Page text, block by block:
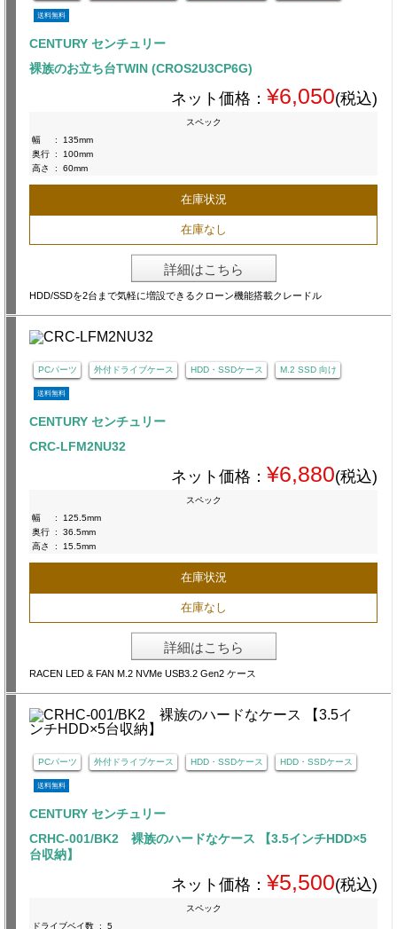
送料無料
CENTURY センチュリー
裸族のお立ち台TWIN (CROS2U3CP6G)
ネット価格： ¥6,050(税込)
スペック
幅
:
135mm
奥行 :
100mm
高さ
: 60mm
在庫状況
在庫なし
詳細はこちら
HDD/SSDを2台まで気軽に増設できるクローン機能搭載クレードル
PCパーツ 外付ドライブケース HDD・SSDケース M.2 SSD 向け
送料無料
CENTURY センチュリー
CRC-LFM2NU32
ネット価格： ¥6,880(税込)
スペック
幅
:
125.5mm
奥行 :
36.5mm
高さ
: 15.5mm
在庫状況
在庫なし
詳細はこちら
RACEN LED & FAN M.2 NVMe USB3.2 Gen2 ケース
PCパーツ 外付ドライブケース HDD・SSDケース HDD・SSDケース
送料無料
CENTURY センチュリー
CRHC-001/BK2 裸族のハードなケース 【3.5インチHDD×5
台収納】
ネット価格： ¥5,500(税込)
スペック
ドライブベイ数 : 5